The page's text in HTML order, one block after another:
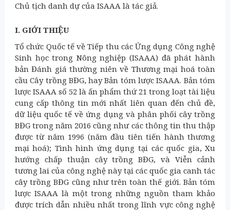
Chủ tịch danh dự của ISAAA là tác giả.
I. GIỚI THIỆU
Tổ chức Quốc tế về Tiếp thu các Ứng dụng Công nghệ
Sinh học trong Nông nghiệp (ISAAA) đã phát hành
bản Đánh giá thường niên về Thương mại hoá toàn
cầu Cây trồng BĐG, hay Bản tóm lược ISAAA. Bản tóm
lược ISAAA số 52 là ấn phẩm thứ 21 trong loạt tài liệu
cung cấp thông tin mới nhất liên quan đến chủ đề,
dữ liệu quốc tế về ứng dụng và phân phối cây trồng
BĐG trong năm 2016 cũng như các thông tin thu thập
được từ năm 1996 (năm đầu tiên tiến hành thương
mại hoá); Tình hình ứng dụng tại các quốc gia, Xu
hướng chấp thuận cây trồng BĐG, và Viễn cảnh
tương lai của công nghệ này tại các quốc gia canh tác
cây trồng BĐG cũng như trên toàn thế giới. Bản tóm
lược ISAAA là một trong những nguồn tham khảo
được trích dẫn nhiều nhất trong lĩnh vực công nghệ